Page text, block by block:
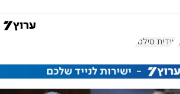
עידית סילמן